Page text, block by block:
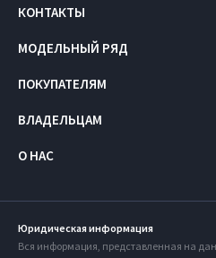
КОНТАКТЫ
МОДЕЛЬНЫЙ РЯД
ПОКУПАТЕЛЯМ
ВЛАДЕЛЬЦАМ
О НАС
Юридическая информация
Вся информация, представленная на